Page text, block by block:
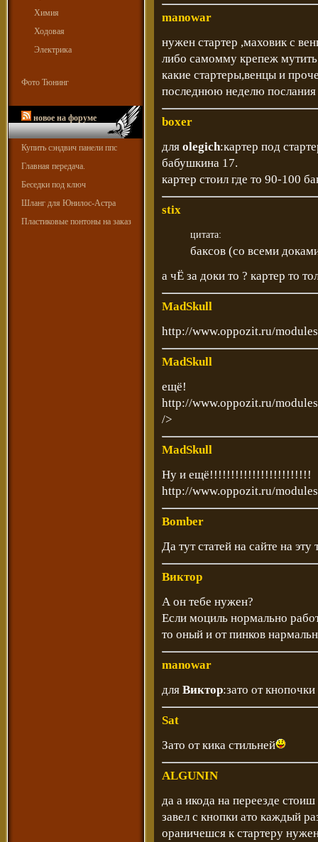
Химия
Ходовая
Электрика
Фото Тюнинг
новое на форуме
Купить сэндвич панели ппс
Главная передача.
Беседки под ключ
Шланг для Юнилос-Астра
Пластиковые понтоны на заказ
manowar
нужен стартер ,маховик с
либо самомму крепеж
какие стартеры,венцы и
последнюю неделю послания
boxer
для olegich:картер под
бабушкина 17.
картер стоил где то 90-100
stix
цитата:
баксов (со всеми
а чЁ за доки то ? картер то
MadSkull
http://www.oppozit.ru/
MadSkull
ещё!
http://www.oppozit.ru/
/>
MadSkull
Ну и ещё!!!!!!!!!!!!!!!!!!!!!!!!
http://www.oppozit.ru/
Bomber
Да тут статей на сайте на
Виктор
А он тебе нужен?
Если моциль нормально
то оный и от пинков
manowar
для Виктор:зато от
Sat
Зато от кика стильней
ALGUNIN
да а икода на переезде
завел с кнопки ато каждый
ораничешся к стартеру